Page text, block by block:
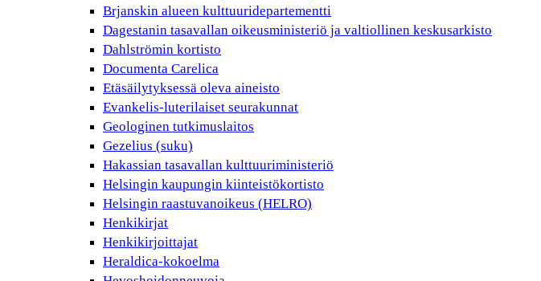
Brjanskin alueen kulttuuridepartementti
Dagestanin tasavallan oikeusministeriö ja valtiollinen keskusarkisto
Dahlströmin kortisto
Documenta Carelica
Etäsäilytyksessä oleva aineisto
Evankelis-luterilaiset seurakunnat
Geologinen tutkimuslaitos
Gezelius (suku)
Hakassian tasavallan kulttuuriministeriö
Helsingin kaupungin kiinteistökortisto
Helsingin raastuvanoikeus (HELRO)
Henkikirjat
Henkikirjoittajat
Heraldica-kokoelma